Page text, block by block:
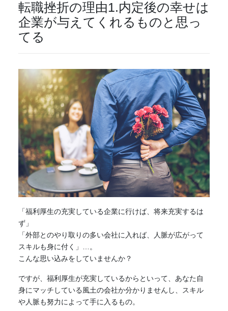
転職挫折の理由1.内定後の幸せは
企業が与えてくれるものと思っ
てる
「福利厚生の充実している企業に行けば、将来充実するは
ず」
「外部とのやり取りの多い会社に入れば、人脈が広がって
スキルも身に付く」…。
こんな思い込みをしていませんか？
ですが、福利厚生が充実しているからといって、あなた自
身にマッチしている風土の会社か分かりませんし、スキル
や人脈も努力によって手に入るもの。